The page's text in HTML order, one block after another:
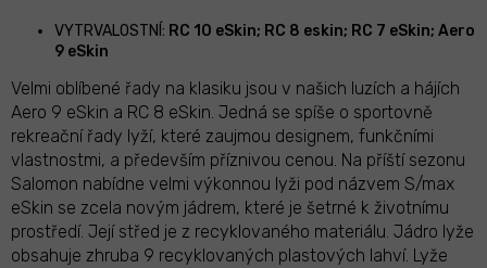
VYTRVALOSTNÍ: RC 10 eSkin; RC 8 eskin; RC 7 eSkin; Aero
9 eSkin
Velmi oblíbené řady na klasiku jsou v našich luzích a hájích
Aero 9 eSkin a RC 8 eSkin. Jedná se spíše o sportovně
rekreační řady lyží, které zaujmou designem, funkčními
vlastnostmi, a především příznivou cenou. Na příští sezonu
Salomon nabídne velmi výkonnou lyži pod názvem S/max
eSkin se zcela novým jádrem, které je šetrné k životnímu
prostředí. Její střed je z recyklovaného materiálu. Jádro lyže
obsahuje zhruba 9 recyklovaných plastových lahví. Lyže